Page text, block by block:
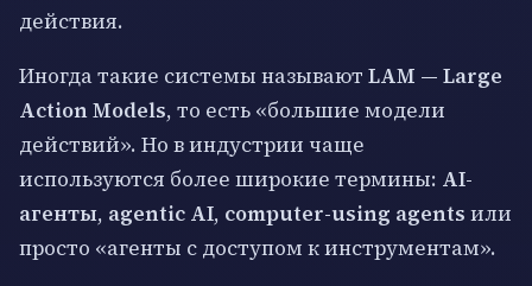
действия.
Иногда такие системы называют LAM — Large
Action Models, то есть «большие модели
действий». Но в индустрии чаще
используются более широкие термины: AI-
агенты, agentic AI, computer-using agents или
просто «агенты с доступом к инструментам».